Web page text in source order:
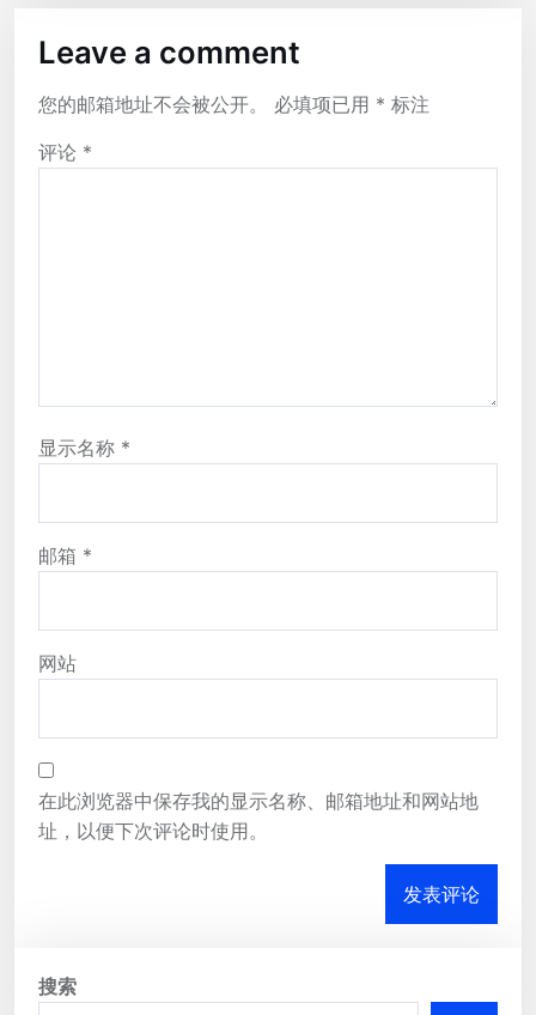
Leave a comment
您的邮箱地址不会被公开。 必填项已用 * 标注
评论 *
显示名称 *
邮箱 *
网站
在此浏览器中保存我的显示名称、邮箱地址和网站地
址，以便下次评论时使用。
搜索